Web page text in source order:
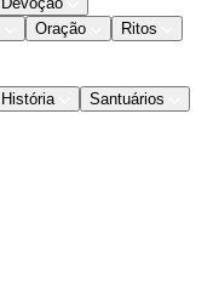
Oração
Ritos
História
Santuários